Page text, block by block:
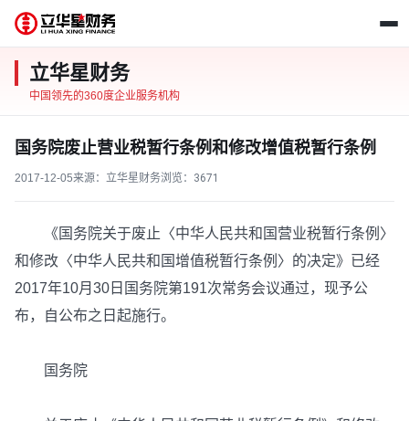
立华星财务
中国领先的360度企业服务机构
国务院废止营业税暂行条例和修改增值税暂行条例
2017-12-05来源：立华星财务浏览： 3671
《国务院关于废止〈中华人民共和国营业税暂行条例〉
和修改〈中华人民共和国增值税暂行条例〉的决定》已经
2017年10月30日国务院第191次常务会议通过，现予公
布，自公布之日起施行。
国务院